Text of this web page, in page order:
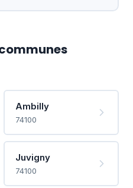
Ambilly
74100
Juvigny
74100